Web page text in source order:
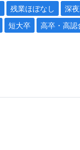
残業ほぼなし 深
短大卒 高卒・高認